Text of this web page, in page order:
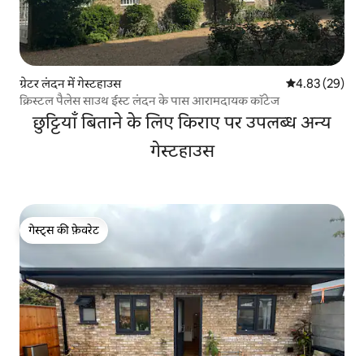
ग्रेटर लंदन में गेस्टहाउस औसत रेटिंग 5 में
4.83 (29)
क्रिस्टल पैलेस साउथ ईस्ट लंदन के पास आरामदायक कॉटेज
छुट्टियाँ बिताने के लिए किराए पर उपलब्ध अन्य
गेस्टहाउस
गेस्ट्स की फ़ेवरेट
गेस्ट्स की फ़ेवरेट